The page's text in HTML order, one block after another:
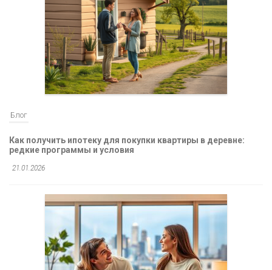
Блог
Как получить ипотеку для покупки квартиры в деревне:
редкие программы и условия
21.01.2026